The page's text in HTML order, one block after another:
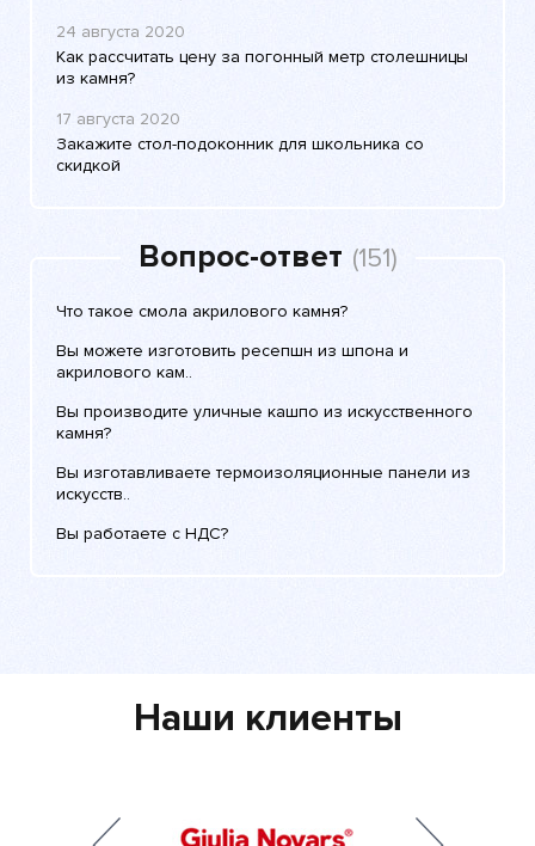
24 августа 2020
Как рассчитать цену за погонный метр столешницы
из камня?
17 августа 2020
Закажите стол-подоконник для школьника со
скидкой
Вопрос-ответ (151)
Что такое смола акрилового камня?
Вы можете изготовить ресепшн из шпона и
акрилового кам..
Вы производите уличные кашпо из искусственного
камня?
Вы изготавливаете термоизоляционные панели из
искусств..
Вы работаете с НДС?
Наши клиенты